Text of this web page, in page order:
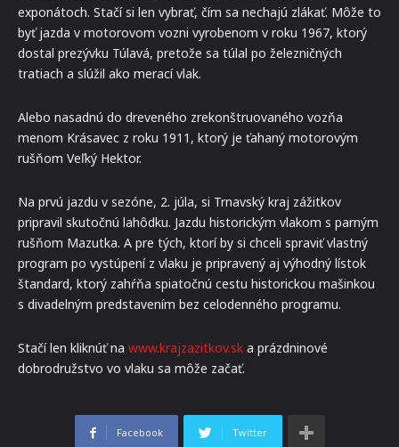
exponátoch. Stačí si len vybrať, čím sa nechajú zlákať. Môže to
byť jazda v motorovom vozni vyrobenom v roku 1967, ktorý
dostal prezývku Túlavá, pretože sa túlal po železničných
tratiach a slúžil ako merací vlak.
Alebo nasadnú do dreveného zrekonštruovaného vozňa
menom Krásavec z roku 1911, ktorý je ťahaný motorovým
rušňom Veľký Hektor.
Na prvú jazdu v sezóne, 2. júla, si Trnavský kraj zážitkov
pripravil skutočnú lahôdku. Jazdu historickým vlakom s parným
rušňom Mazutka. A pre tých, ktorí by si chceli spraviť vlastný
program po vystúpení z vlaku je pripravený aj výhodný lístok
štandard, ktorý zahŕňa spiatočnú cestu historickou mašinkou
s divadelným predstavením bez celodenného programu.
Stačí len kliknúť na www.krajzazitkov.sk a prázdninové
dobrodružstvo vo vlaku sa môže začať.
Facebook Twitter